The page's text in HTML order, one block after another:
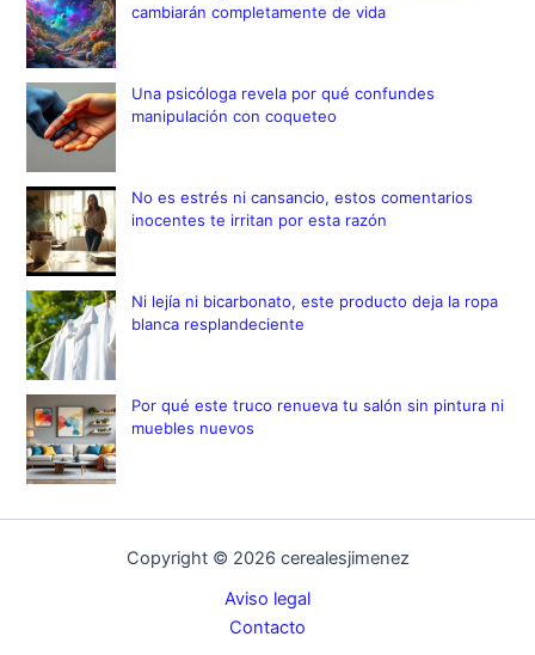
cambiarán completamente de vida
Una psicóloga revela por qué confundes
manipulación con coqueteo
No es estrés ni cansancio, estos comentarios
inocentes te irritan por esta razón
Ni lejía ni bicarbonato, este producto deja la ropa
blanca resplandeciente
Por qué este truco renueva tu salón sin pintura ni
muebles nuevos
Copyright © 2026 cerealesjimenez
Aviso legal
Contacto